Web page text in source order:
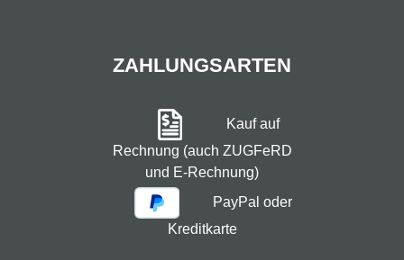
ZAHLUNGSARTEN
Kauf auf
Rechnung (auch ZUGFeRD
und E-Rechnung)
PayPal oder
Kreditkarte